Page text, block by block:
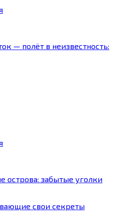
— полёт в неизвестность:
острова: забытые уголки
свои секреты